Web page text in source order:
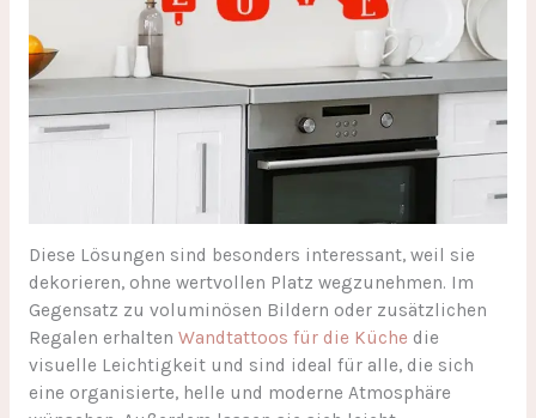
Diese Lösungen sind besonders interessant, weil sie
dekorieren, ohne wertvollen Platz wegzunehmen. Im
Gegensatz zu voluminösen Bildern oder zusätzlichen
Regalen erhalten Wandtattoos für die Küche die
visuelle Leichtigkeit und sind ideal für alle, die sich
eine organisierte, helle und moderne Atmosphäre